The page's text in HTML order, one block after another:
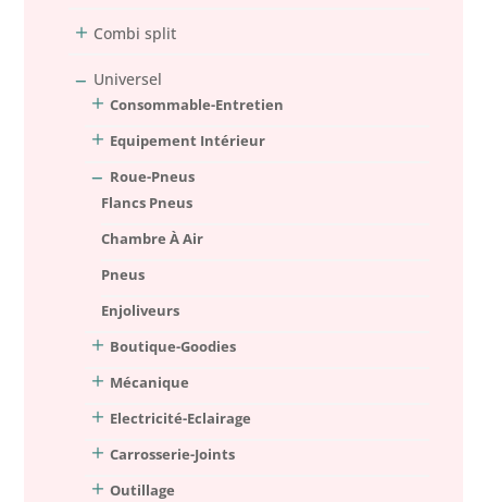
Combi split
Universel
Consommable-Entretien
Equipement Intérieur
Roue-Pneus
Flancs Pneus
Chambre À Air
Pneus
Enjoliveurs
Boutique-Goodies
Mécanique
Electricité-Eclairage
Carrosserie-Joints
Outillage